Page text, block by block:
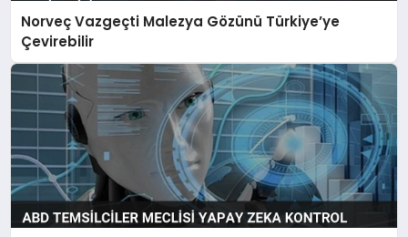
Norveç Vazgeçti Malezya Gözünü Türkiye’ye
Çevirebilir